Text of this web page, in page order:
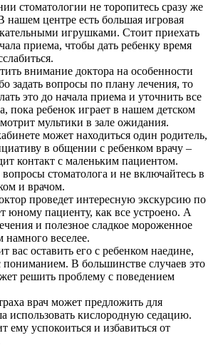
стоматологии не торопитесь сразу же
нашем центре есть большая игровая
игрушками. Стоит приехать
приема, чтобы дать ребенку время
внимание доктора на особенности
задать вопросы по плану лечения, то
это до начала приема и уточнить все
пока ребенок играет в нашем детском
мультики в зале ожидания.
может находиться один родитель,
в общении с ребенком врачу –
контакт с маленьким пациентом.
стоматолога и не включайтесь в
и врачом.
проведет интересную экскурсию по
юному пациенту, как все устроено. А
и полезное сладкое мороженное
намного веселее.
вас оставить его с ребенком наедине,
пониманием. В большинстве случаев это
решить проблему с поведением
врач может предложить для
использовать кислородную седацию.
ему успокоиться и избавиться от